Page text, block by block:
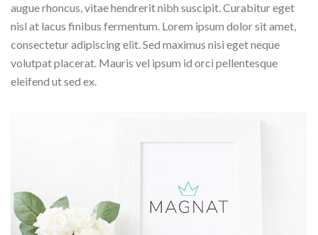
augue rhoncus, vitae hendrerit nibh suscipit. Curabitur eget
nisl at lacus finibus fermentum. Lorem ipsum dolor sit amet,
consectetur adipiscing elit. Sed maximus nisi eget neque
volutpat placerat. Mauris vel ipsum id orci pellentesque
eleifend ut sed ex.